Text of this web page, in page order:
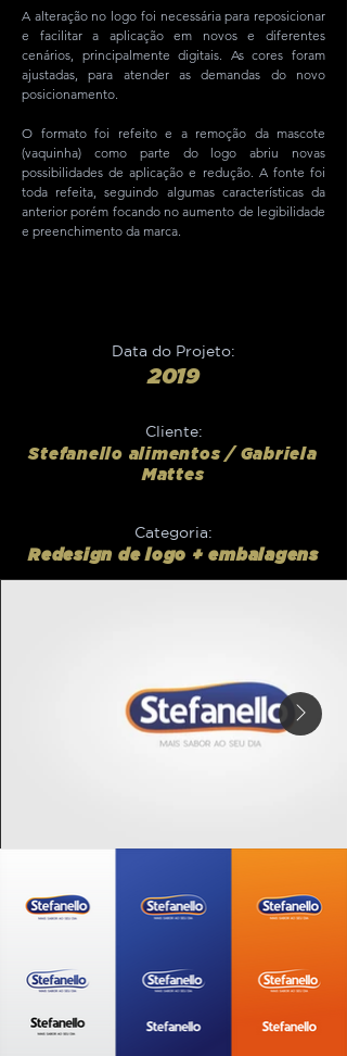
A alteração no logo foi necessária para reposicionar
e facilitar a aplicação em novos e diferentes
cenários, principalmente digitais. As cores foram
ajustadas, para atender as demandas do novo
posicionamento.
O formato foi refeito e a remoção da mascote
(vaquinha) como parte do logo abriu novas
possibilidades de aplicação e redução. A fonte foi
toda refeita, seguindo algumas características da
anterior porém focando no aumento de legibilidade
e preenchimento da marca.
Data do Projeto:
2019
Cliente:
Stefanello alimentos / Gabriela
Mattes
Categoria:
Redesign de logo + embalagens